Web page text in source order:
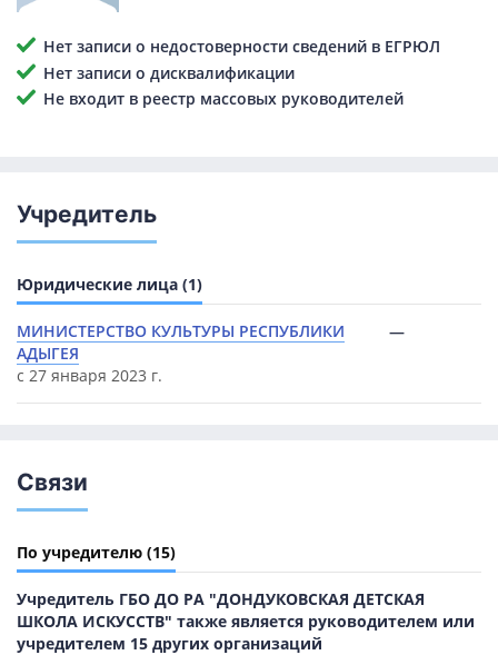
Нет записи о недостоверности сведений в ЕГРЮЛ
Нет записи о дисквалификации
Не входит в реестр массовых руководителей
Учредитель
Юридические лица (1)
МИНИСТЕРСТВО КУЛЬТУРЫ РЕСПУБЛИКИ
АДЫГЕЯ
с 27 января 2023 г.
—
Связи
По учредителю (15)
Учредитель ГБО ДО РА "ДОНДУКОВСКАЯ ДЕТСКАЯ
ШКОЛА ИСКУССТВ" также является руководителем или
учредителем 15 других организаций